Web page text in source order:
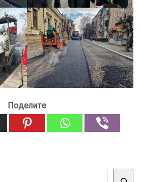
Поделите